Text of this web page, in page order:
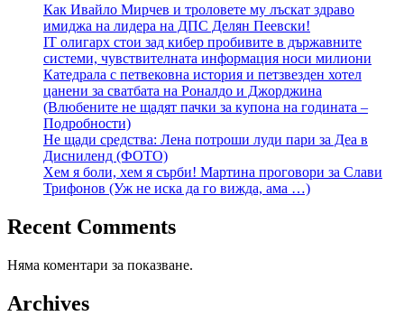
Как Ивайло Мирчев и троловете му лъскат здраво
имиджа на лидера на ДПС Делян Пеевски!
IT олигарх стои зад кибер пробивите в държавните
системи, чувствителната информация носи милиони
Катедрала с петвековна история и петзвезден хотел
цанени за сватбата на Роналдо и Джорджина
(Влюбените не щадят пачки за купона на годината –
Подробности)
Не щади средства: Лена потроши луди пари за Деа в
Дисниленд (ФОТО)
Хем я боли, хем я сърби! Мартина проговори за Слави
Трифонов (Уж не иска да го вижда, ама …)
Recent Comments
Няма коментари за показване.
Archives